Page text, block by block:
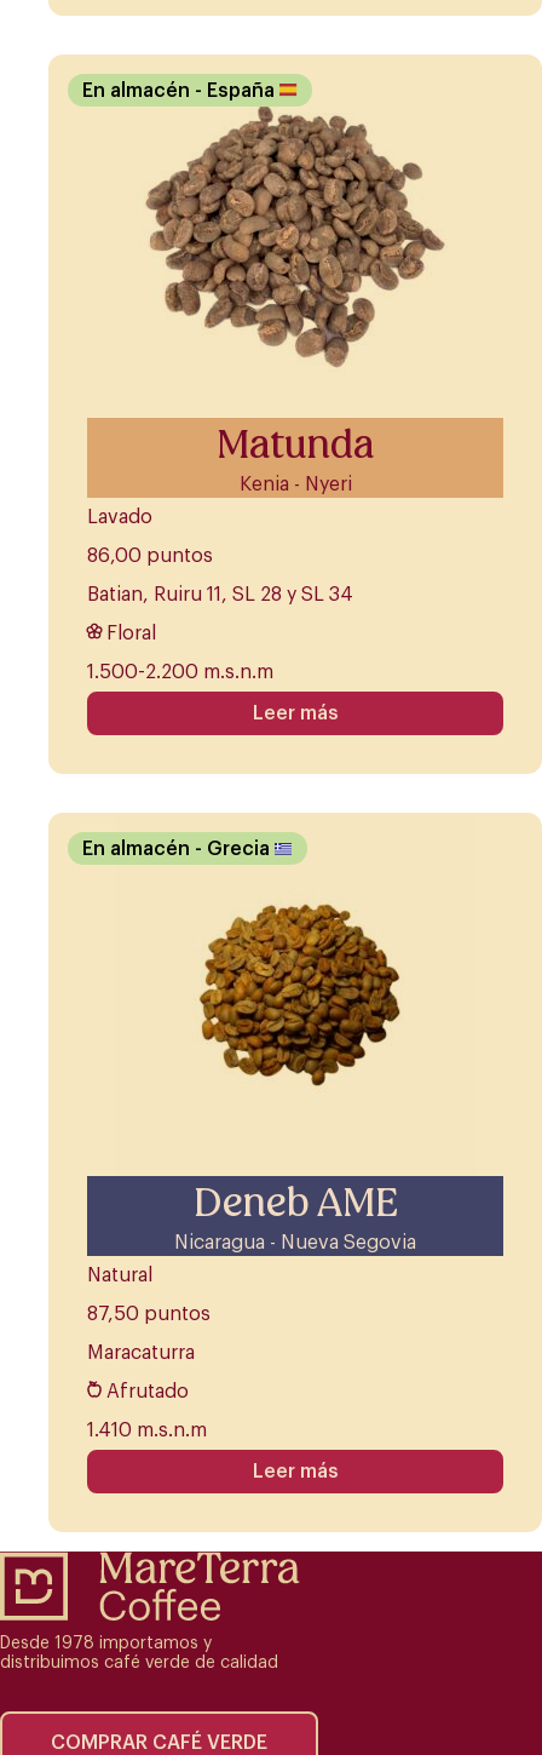
Matunda
Kenia - Nyeri
En almacén - España
Lavado
86,00 puntos
Batian, Ruiru 11, SL 28 y SL 34
Floral
1.500-2.200 m.s.n.m
Leer más
Deneb AME
Nicaragua - Nueva Segovia
En almacén - Grecia
Natural
87,50 puntos
Maracaturra
Afrutado
1.410 m.s.n.m
Leer más
Desde 1978 importamos y
distribuimos café verde de calidad
COMPRAR CAFÉ VERDE